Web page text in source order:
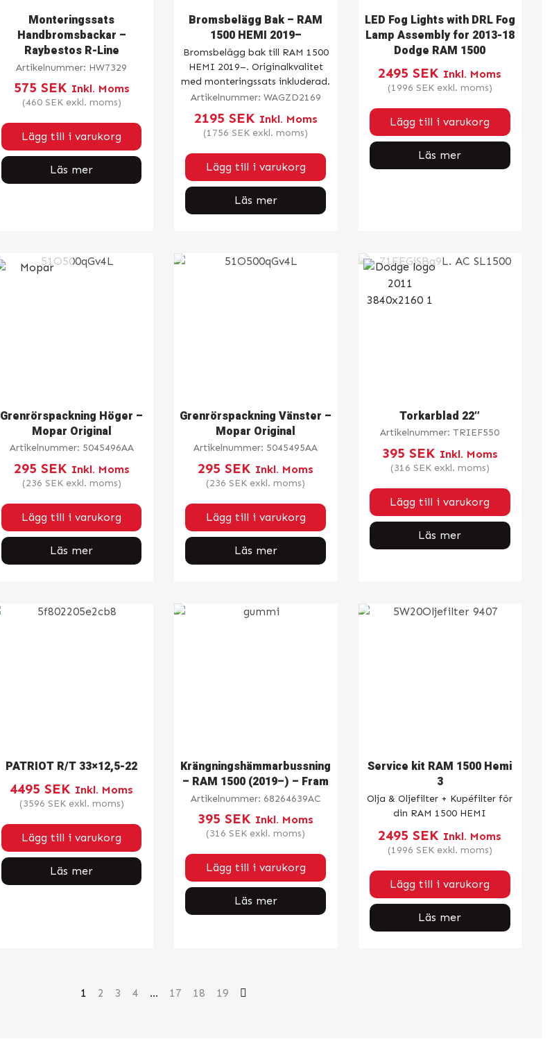
Monteringssats
Handbromsbackar –
Raybestos R-Line
Artikelnummer: HW7329
575 SEK Inkl. Moms
(460 SEKexkl. moms)
Lägg till i varukorg
Läs mer
Bromsbelägg Bak – RAM
1500 HEMI 2019–
Bromsbelägg bak till RAM 1500
HEMI 2019–. Originalkvalitet
med monteringssats inkluderad.
Artikelnummer: WAGZD2169
2195 SEK Inkl. Moms
(1756 SEK exkl. moms)
Lägg till i varukorg
Läs mer
LED Fog Lights with DRL Fog
Lamp Assembly for 2013-18
Dodge RAM 1500
2495 SEK Inkl. Moms
(1996 SEKexkl. moms)
Lägg till i varukorg
Läs mer
Grenrörspackning Höger –
Mopar Original
Artikelnummer: 5045496AA
295 SEK Inkl. Moms
(236 SEKexkl. moms)
Lägg till i varukorg
Läs mer
Grenrörspackning Vänster –
Mopar Original
Artikelnummer: 5045495AA
295 SEK Inkl. Moms
(236 SEK exkl. moms)
Lägg till i varukorg
Läs mer
Torkarblad 22″
Artikelnummer:TRIEF550
395 SEK Inkl. Moms
(316 SEKexkl. moms)
Lägg till i varukorg
Läs mer
PATRIOT R/T 33×12,5-22
4495 SEK Inkl. Moms
(3596 SEKexkl. moms)
Lägg till i varukorg
Läs mer
Krängningshämmarbussning
– RAM 1500 (2019–) – Fram
Artikelnummer: 68264639AC
395 SEK Inkl. Moms
(316 SEK exkl. moms)
Lägg till i varukorg
Läs mer
Service kit RAM 1500 Hemi
3
Olja & Oljefilter + Kupéfilter för
din RAM 1500 HEMI
2495 SEK Inkl. Moms
(1996 SEKexkl. moms)
Lägg till i varukorg
Läs mer
1 2 3 4 … 17 18 19